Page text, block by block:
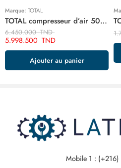
Marque: TOTAL
TOTAL compresseur d’air 500 litre 7.5hp TC1755002E
6.450.000TND
5.998.500 TND
Ajouter au panier
Mobile 1 :